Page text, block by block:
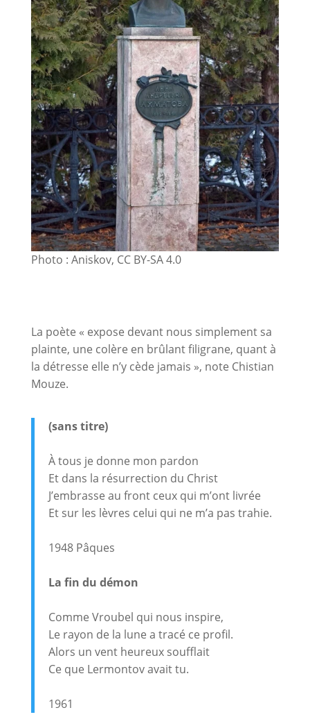
Photo : Aniskov, CC BY-SA 4.0
La poète « expose devant nous simplement sa
plainte, une colère en brûlant filigrane, quant à
la détresse elle n’y cède jamais », note Chistian
Mouze.
(sans titre)
À tous je donne mon pardon
Et dans la résurrection du Christ
J’embrasse au front ceux qui m’ont livrée
Et sur les lèvres celui qui ne m’a pas trahie.
1948 Pâques
La fin du démon
Comme Vroubel qui nous inspire,
Le rayon de la lune a tracé ce profil.
Alors un vent heureux soufflait
Ce que Lermontov avait tu.
1961